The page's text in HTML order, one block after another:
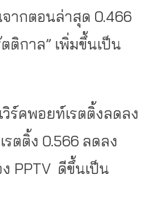
จากตอนล่าสุด 0.466
ติกาล” เพิ่มขึ้นเป็น
วิร์คพอยท์เรตติ้งลดลง
รตติ้ง 0.566 ลดลง
PPTV ดีขึ้นเป็น